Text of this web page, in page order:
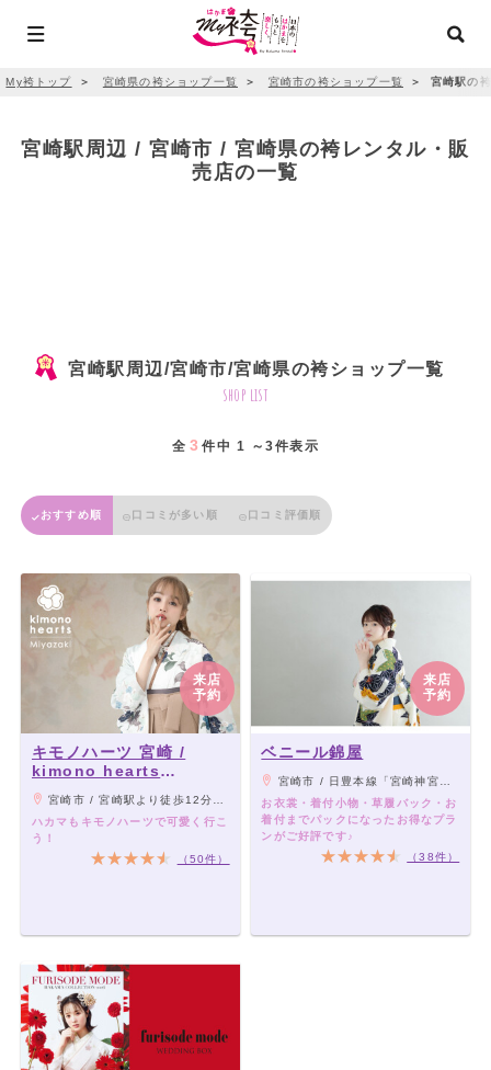
My袴トップ ＞ 宮崎県の袴ショップ一覧 ＞ 宮崎市の袴ショップ一覧 ＞ 宮崎駅の
宮崎駅周辺 / 宮崎市 / 宮崎県の袴レンタル・販
売店の一覧
宮崎駅周辺/宮崎市/宮崎県の袴ショップ一覧
shop list
全 3 件中 1 ～3件表示
おすすめ順 口コミが多い順 口コミ評価順
来店
予約
キモノハーツ 宮崎 /
kimono hearts
Miyazaki
宮崎市 / 宮崎駅より徒歩12分。宮崎駅の大通り25号線を西へ、山形屋の手前の道を左に曲がり、最初の角を右に曲がるとキモノハーツ宮崎に到着！
ハカマもキモノハーツで可愛く行こ
う！
（50件）
来店
予約
ベニール錦屋
宮崎市 / 日豊本線「宮崎神宮駅」より車6分、「宮崎駅」より宮崎交通バス 「船塚2丁目」 停留所から徒歩0分
お衣裳・着付小物・草履バック・お
着付までパックになったお得なプラ
ンがご好評です♪
（38件）